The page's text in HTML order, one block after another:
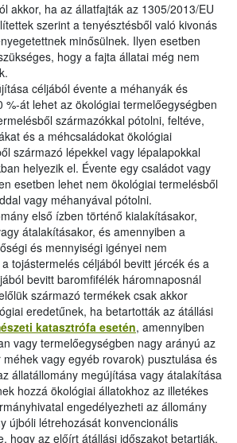
akkor, ha az állatfajták az 1305/2013/EU
szerint a tenyésztésből való kivonás
minősülnek. Ilyen esetben
hogy a fajta állatai még nem
céljából évente a méhanyák és
%-át lehet az ökológiai termelőegységben
származókkal pótolni, feltéve,
és a méhcsaládokat ökológiai
származó lépekkel vagy lépalapokkal
helyezik el. Évente egy családot vagy
esetben lehet nem ökológiai termelésből
vagy méhanyával pótolni.
első ízben történő kialakításakor,
átalakításakor, és amennyiben a
és mennyiségi igényei nem
tojástermelés céljából bevitt jércék és a
bevitt baromfifélék háromnaposnál
származó termékek csak akkor
eredetűnek, ha betartották az átállási
katasztrófa esetén, amennyiben
vagy termelőegységben nagy arányú az
vagy egyéb rovarok) pusztulása és
állatállomány megújítása vagy átalakítása
hozzá ökológiai állatokhoz az illetékes
engedélyezheti az állomány
újbóli létrehozását konvencionális
hogy az előírt átállási időszakot betartják.